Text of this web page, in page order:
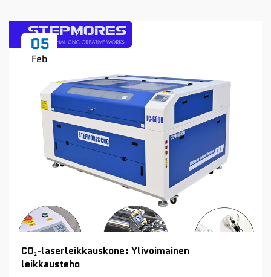
05
Feb
CO₂-laserleikkauskone: Ylivoimainen
leikkausteho